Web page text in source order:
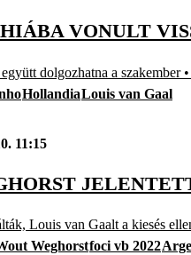
VONULT
dolgozhatna a szakember
HollandiaLouis van Gaal
11:15
Louis van Gaalt a kiesés
Weghorstfoci vb 2022